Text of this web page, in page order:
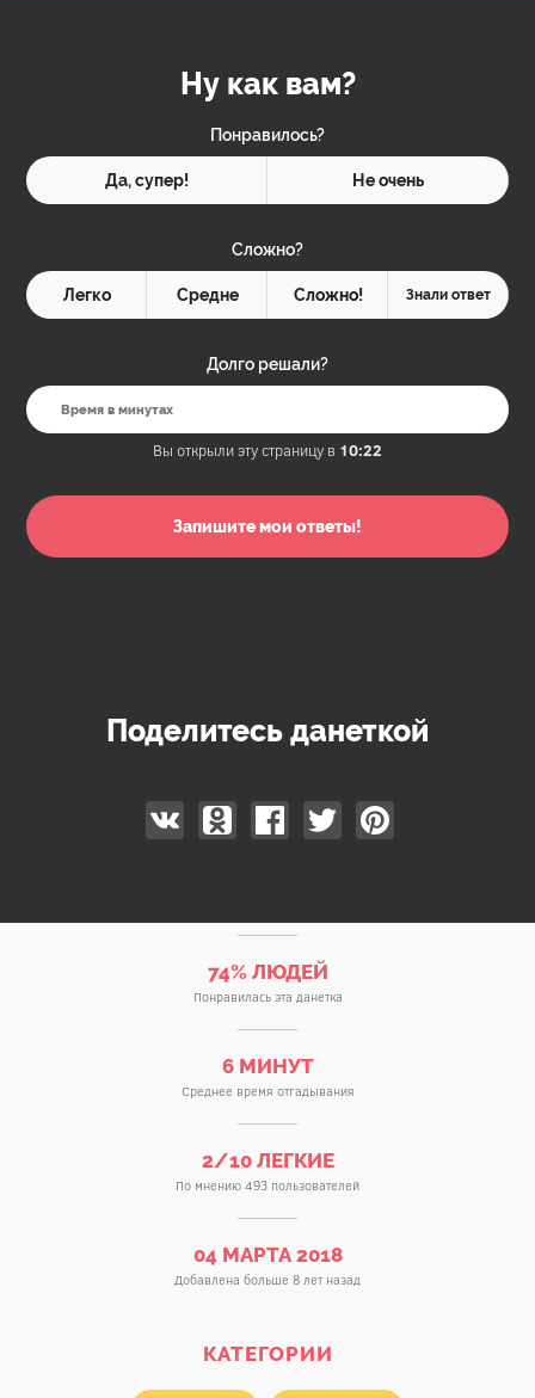
Ну как вам?
Понравилось?
Да, супер! Не очень
Сложно?
Легко Средне Сложно! Знали ответ
Долго решали?
Вы открыли эту страницу в 10:22
Поделитесь данеткой
74% ЛЮДЕЙ
Понравилась эта данетка
6 МИНУТ
Среднее время отгадывания
2/10 ЛЕГКИЕ
По мнению 493 пользователей
04 МАРТА 2018
Добавлена больше 8 лет назад
КАТЕГОРИИ